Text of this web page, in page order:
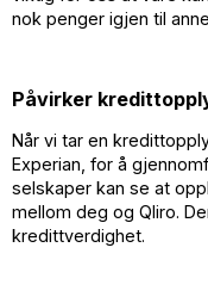
nok penger igjen til
Påvirker
Når vi tar en
Experian, for å
selskaper kan se at
mellom deg og Qliro.
kredittverdighet.